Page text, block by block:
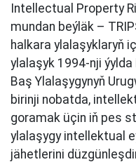
Intellectual Property
mundan beýläk –
halkara ylalaşyklaryň
ylalaşyk 1994-nji
Baş Ylalaşygynyň
birinji nobatda,
goramak üçin iň pes
ylalaşygy intellektual
jähetlerini